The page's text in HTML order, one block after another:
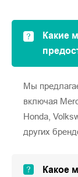
Какие
Мы
включая
Honda,
других
Какое